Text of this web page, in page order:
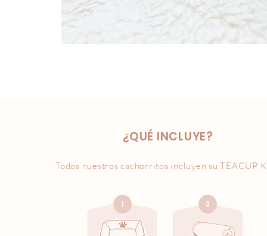
¿QUÉ INCLUYE?
Todos nuestros cachorritos incluyen su TEACUP